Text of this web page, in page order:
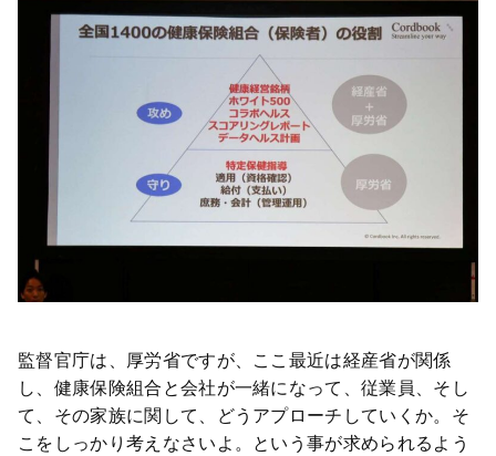
監督官庁は、厚労省ですが、ここ最近は経産省が関係
し、健康保険組合と会社が一緒になって、従業員、そし
て、その家族に関して、どうアプローチしていくか。そ
こをしっかり考えなさいよ。という事が求められるよう